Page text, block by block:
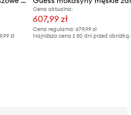
zł
Cena aktualna:
607,99 zł
Cena regularna: 679,99 zł
Najniższa cena z 30 dni przed obniżką: